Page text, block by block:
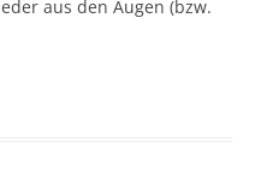
aus den Augen (bzw.